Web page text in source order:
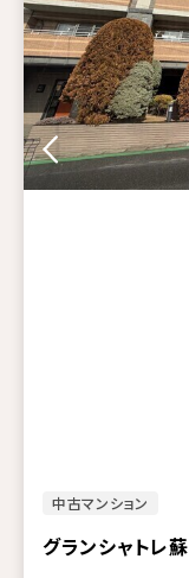
中古マンション
グランシャトレ